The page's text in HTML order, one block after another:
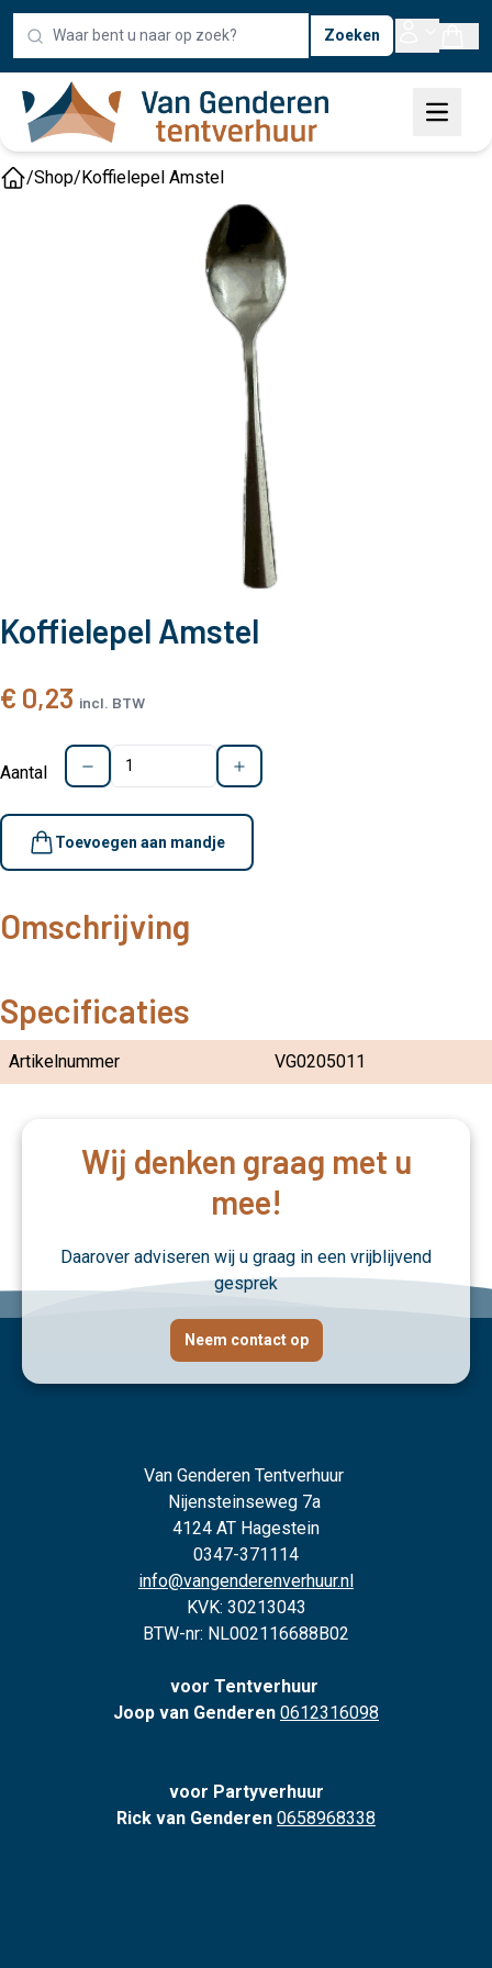
Zoeken
/Shop/Koffielepel Amstel
Koffielepel Amstel
€ 0,23 incl. BTW
Aantal
Toevoegen aan mandje
Omschrijving
Specificaties
Artikelnummer VG0205011
Wij denken graag met u
mee!
Daarover adviseren wij u graag in een vrijblijvend
gesprek
Neem contact op
Van Genderen Tentverhuur
Nijensteinseweg 7a
4124 AT Hagestein
0347-371114
info@vangenderenverhuur.nl
KVK: 30213043
BTW-nr: NL002116688B02
voor Tentverhuur
Joop van Genderen 0612316098
voor Partyverhuur
Rick van Genderen 0658968338